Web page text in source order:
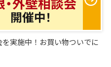
実施中！お買い物ついでに